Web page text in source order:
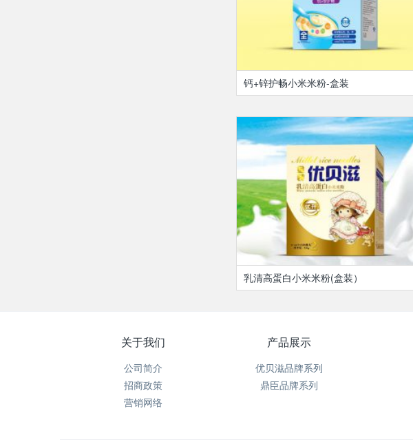
钙+锌护畅小米米粉-盒装
乳清高蛋白小米米粉(盒装）
关于我们
公司简介
招商政策
营销网络
产品展示
优贝滋品牌系列
鼎臣品牌系列